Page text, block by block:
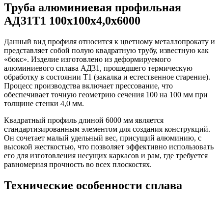
Труба алюминиевая профильная
АД31Т1 100х100х4,0х6000
Данный вид профиля относится к цветному металлопрокату и
представляет собой полую квадратную трубу, известную как
«бокс». Изделие изготовлено из деформируемого
алюминиевого сплава АД31, прошедшего термическую
обработку в состоянии Т1 (закалка и естественное старение).
Процесс производства включает прессование, что
обеспечивает точную геометрию сечения 100 на 100 мм при
толщине стенки 4,0 мм.
Квадратный профиль длиной 6000 мм является
стандартизированным элементом для создания конструкций.
Он сочетает малый удельный вес, присущий алюминию, с
высокой жесткостью, что позволяет эффективно использовать
его для изготовления несущих каркасов и рам, где требуется
равномерная прочность во всех плоскостях.
Технические особенности сплава